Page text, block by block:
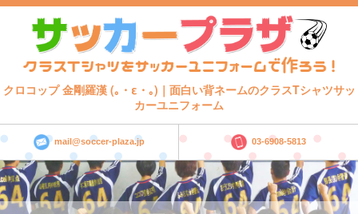
クロコップ 金剛羅漢 (｡・ε・｡)｜面白い背ネームのクラスTシャツサッ
カーユニフォーム
mail@soccer-plaza.jp 03-6908-5813